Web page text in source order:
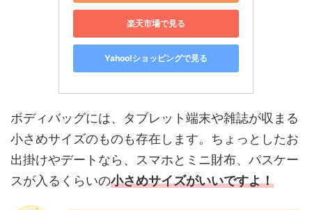
楽天市場で見る
Yahoo!ショッピングで見る
ボディバッグには、タブレット端末や雑誌が収まる
小さめサイズのものも存在します。ちょっとしたお
出掛けやデートなら、スマホとミニ財布、パスケー
スが入るくらいの小さめサイズがいいですよ！